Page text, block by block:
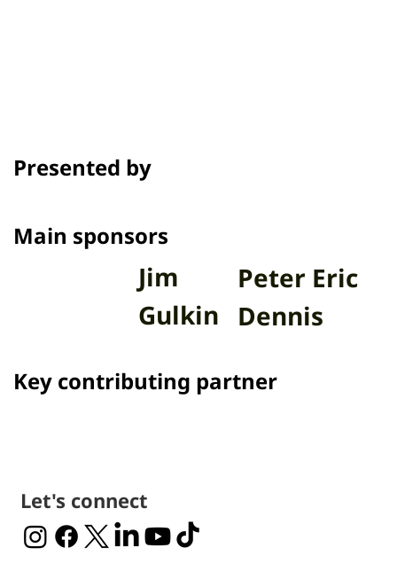
Presented by
Main sponsors
Peter Eric
Dennis
Jim
Gulkin
Key contributing partner
Let's connect